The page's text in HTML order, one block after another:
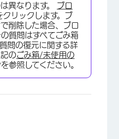
×
異なります。 ブロ
クリックします。ブ
削除した場合、ブロ
質問はすべてごみ箱
問の復元に関する詳
のごみ箱/未使用の
参照してください。